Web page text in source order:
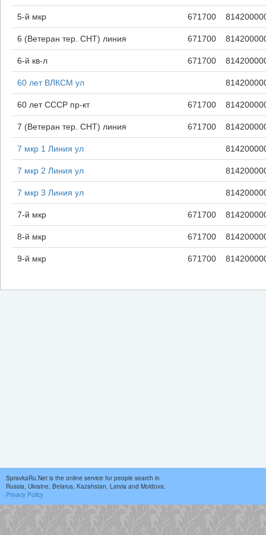
5-й мкр 671700
6 (Ветеран тер. СНТ) линия 671700
6-й кв-л 671700
60 лет ВЛКСМ ул
60 лет СССР пр-кт 671700
7 (Ветеран тер. СНТ) линия 671700
7 мкр 1 Линия ул
7 мкр 2 Линия ул
7 мкр 3 Линия ул
7-й мкр 671700
8-й мкр 671700
9-й мкр 671700
SpravkaRu.Net is the online service for people search in
Russia, Ukraine, Belarus, Kazahstan, Latvia and Moldova.
Privacy Policy